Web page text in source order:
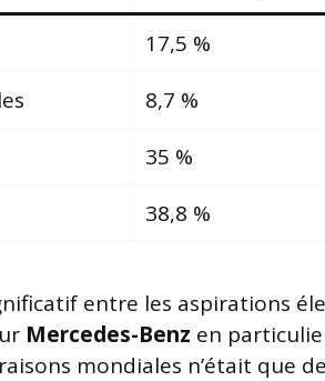
17,5 %
8,7 %
35 %
38,8 %
entre les aspirations
Mercedes-Benz en
mondiales n’était que de